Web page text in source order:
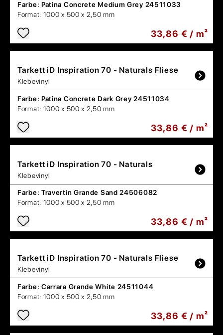
Farbe: Patina Concrete Medium Grey 24511033
Format: 1000 x 500 x 2,50 mm
33,86 € / m²
Tarkett iD Inspiration 70 - Naturals Fliese
Klebevinyl
Farbe: Patina Concrete Dark Grey 24511034
Format: 1000 x 500 x 2,50 mm
33,86 € / m²
Tarkett iD Inspiration 70 - Naturals
Klebevinyl
Farbe: Travertin Grande Sand 24506082
Format: 1000 x 500 x 2,50 mm
33,86 € / m²
Tarkett iD Inspiration 70 - Naturals Fliese
Klebevinyl
Farbe: Carrara Grande White 24511044
Format: 1000 x 500 x 2,50 mm
33,86 € / m²